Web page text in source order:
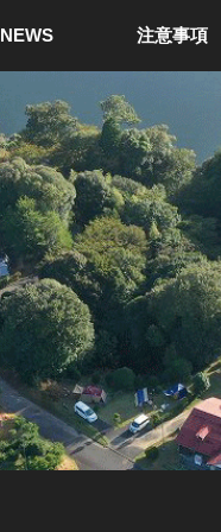
NEWS 注意事項